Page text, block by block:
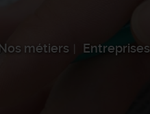
Nos métiers Entreprises